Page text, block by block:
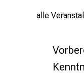
alle